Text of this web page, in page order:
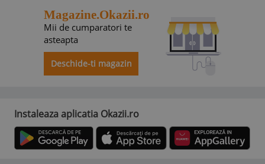
Magazine.Okazii.ro
Mii de cumparatori te
asteapta
Deschide-ti magazin
Instaleaza aplicatia Okazii.ro